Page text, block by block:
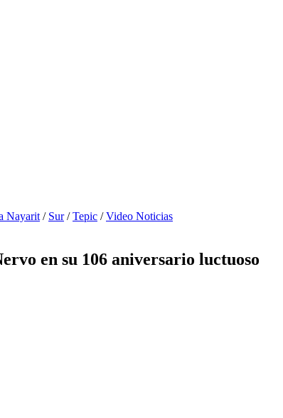
Nayarit/ Sur/Tepic /Video Noticias
en su 106 aniversario luctuoso